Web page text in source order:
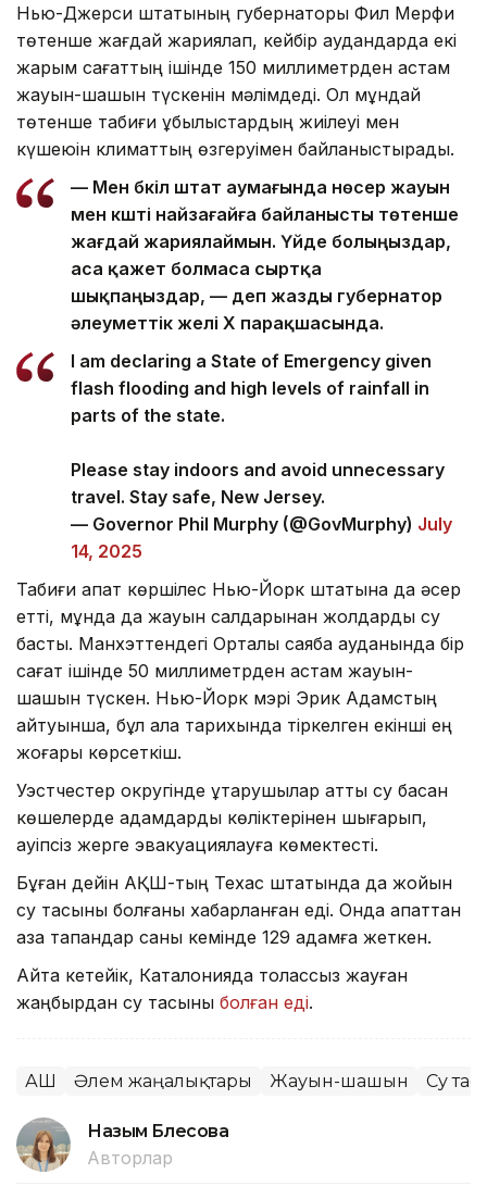
Нью-Джерси штатының губернаторы Фил Мерфи
төтенше жағдай жариялап, кейбір аудандарда екі
жарым сағаттың ішінде 150 миллиметрден астам
жауын-шашын түскенін мәлімдеді. Ол мұндай
төтенше табиғи құбылыстардың жиілеуі мен
күшеюін климаттың өзгеруімен байланыстырады.
— Мен бүкіл штат аумағында нөсер жауын
мен күшті найзағайға байланысты төтенше
жағдай жариялаймын. Үйде болыңыздар,
аса қажет болмаса сыртқа
шықпаңыздар, — деп жазды губернатор
әлеуметтік желі X парақшасында.
I am declaring a State of Emergency given
flash flooding and high levels of rainfall in
parts of the state.
Please stay indoors and avoid unnecessary
travel. Stay safe, New Jersey.
— Governor Phil Murphy (@GovMurphy) July
14, 2025
Табиғи апат көршілес Нью-Йорк штатына да әсер
етті, мұнда да жауын салдарынан жолдарды су
басты. Манхэттендегі Орталық саябақ ауданында бір
сағат ішінде 50 миллиметрден астам жауын-
шашын түскен. Нью-Йорк мэрі Эрик Адамстың
айтуынша, бұл қала тарихында тіркелген екінші ең
жоғары көрсеткіш.
Уэстчестер округінде құтқарушылар қатты су басқан
көшелерде адамдарды көліктерінен шығарып,
қауіпсіз жерге эвакуациялауға көмектесті.
Бұған дейін АҚШ-тың Техас штатында да жойқын
су тасқыны болғаны хабарланған еді. Онда апаттан
қаза тапқандар саны кемінде 129 адамға жеткен.
Айта кетейік, Каталонияда толассыз жауған
жаңбырдан су тасқыны болған еді.
АҚШ Әлем жаңалықтары Жауын-шашын Су
Назым Бөлесова
Авторлар